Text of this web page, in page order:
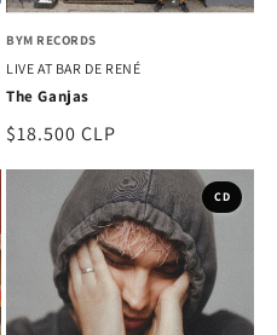
BYM RECORDS
LIVE AT BAR DE RENÉ
The Ganjas
Precio
$18.500 CLP
CD